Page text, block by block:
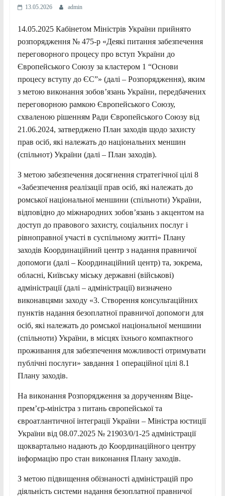
13.05.2026 admin
14.05.2025 Кабінетом Міністрів України прийнято
розпорядження № 475-р «Деякі питання забезпечення
переговорного процесу про вступ України до
Європейського Союзу за кластером 1 “Основи
процесу вступу до ЄС”» (далі – Розпорядження), яким
з метою виконання зобов’язань України, передбачених
переговорною рамкою Європейського Союзу,
схваленою рішенням Ради Європейського Союзу від
21.06.2024, затверджено План заходів щодо захисту
прав осіб, які належать до національних меншин
(спільнот) України (далі – План заходів).
З метою забезпечення досягнення стратегічної цілі 8
«Забезпечення реалізації прав осіб, які належать до
ромської національної меншини (спільноти) України,
відповідно до міжнародних зобов’язань з акцентом на
доступ до правового захисту, соціальних послуг і
рівноправної участі в суспільному житті» Плану
заходів Координаційний центр з надання правничої
допомоги (далі – Координаційний центр) та, зокрема,
обласні, Київську міську державні (військові)
адміністрації (далі – адміністрації) визначено
виконавцями заходу «3. Створення консультаційних
пунктів надання безоплатної правничої допомоги для
осіб, які належать до ромської національної меншини
(спільноти) України, в місцях їхнього компактного
проживання для забезпечення можливості отримувати
публічні послуги» завдання 1 операційної цілі 8.1
Плану заходів.
На виконання Розпорядження за дорученням Віце-
прем’єр-міністра з питань європейської та
євроатлантичної інтеграції України – Міністра юстиції
України від 08.07.2025 № 21903/0/1-25 адміністрації
щоквартально надають до Координаційного центру
інформацію про стан виконання Плану заходів.
З метою підвищення обізнаності адміністрацій про
діяльність системи надання безоплатної правничої